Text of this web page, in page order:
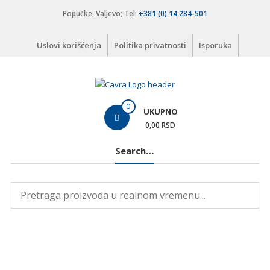
Popučke, Valjevo; Tel: +381 (0) 14 284-501
Uslovi korišćenja Politika privatnosti Isporuka
ruke
::..
Široka
0 UKUPNO
0,00 RSD
Search…